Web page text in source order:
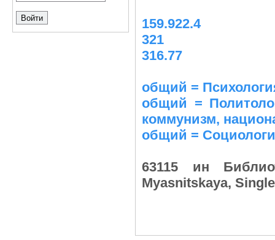
159.922.4
321
316.77
общий =
общий =
коммунизм,
общий =
63115 ин
Myasnitskaya,